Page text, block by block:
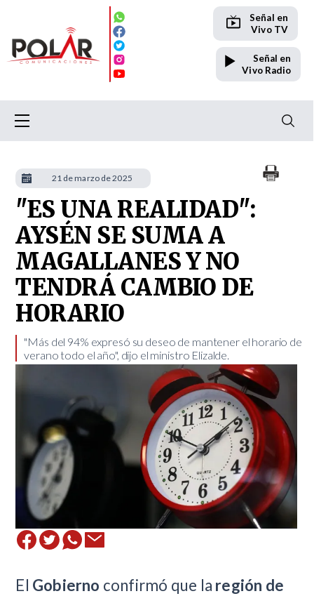
Señal en
Vivo TV
Señal en
Vivo Radio
"ES UNA REALIDAD":
AYSÉN SE SUMA A
MAGALLANES Y NO
TENDRÁ CAMBIO DE
HORARIO
​"Más del 94% expresó su deseo de mantener el horario de
verano todo el año", dijo el ministro Elizalde.
El Gobierno confirmó que la región de
21 de marzo de 2025